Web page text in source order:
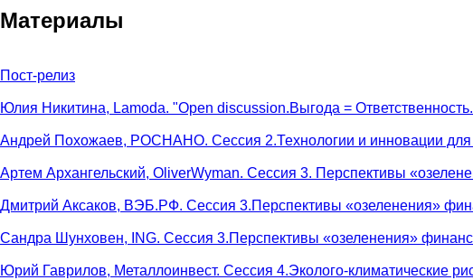
Материалы
Пост-релиз
Юлия Никитина, Lamoda. "Open discussion.Выгода =
Андрей Похожаев, РОСНАНО. Сессия 2.Технологии и инновации для
Артем Архангельский, OliverWyman. Сессия 3. Перспективы
Дмитрий Аксаков, ВЭБ.РФ. Сессия 3.Перспективы «озеленения»
Сандра Шунховен, ING. Сессия 3.Перспективы «озеленения»
Юрий Гаврилов, Металлоинвест. Сессия 4.Эколого-климатические